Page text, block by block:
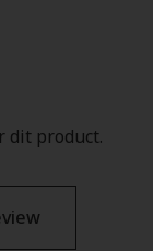
dit product.